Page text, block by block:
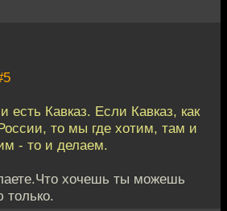
есть Кавказ. Если Кавказ, как
то мы где хотим, там и
- то и делаем.
хочешь ты можешь
только.